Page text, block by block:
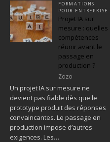
FORMATIONS
POUR ENTREPRISE
Projet IA sur
mesure : quelles
compétences
réunir avant le
passage en
production ?
Zozo
Un projet IA sur mesure ne
devient pas fiable dès que le
prototype produit des réponses
convaincantes. Le passage en
production impose d’autres
exigences. Les…